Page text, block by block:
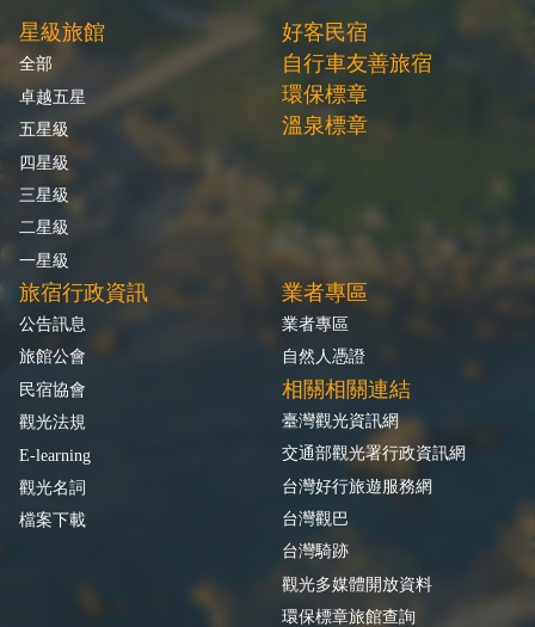
星級旅館
全部
卓越五星
五星級
四星級
三星級
二星級
一星級
好客民宿
自行車友善旅宿
環保標章
溫泉標章
旅宿行政資訊
公告訊息
旅館公會
民宿協會
觀光法規
E-learning
觀光名詞
檔案下載
業者專區
業者專區
自然人憑證
相關相關連結
臺灣觀光資訊網
交通部觀光署行政資訊網
台灣好行旅遊服務網
台灣觀巴
台灣騎跡
觀光多媒體開放資料
環保標章旅館查詢